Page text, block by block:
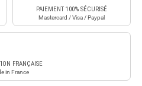
PAIEMENT 100% SÉCURISÉ
Mastercard / Visa / Paypal
FRANÇAISE
in France